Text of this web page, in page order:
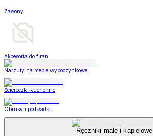
Zasłony
Akcesoria do firan
Narzuty na meble wypoczynkowe
Ściereczki kuchenne
Obrusy i podkładki
Ręczniki małe i kąpielowe